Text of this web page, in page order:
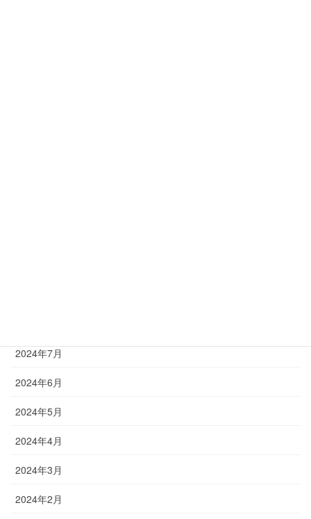
2024年7月
2024年6月
2024年5月
2024年4月
2024年3月
2024年2月